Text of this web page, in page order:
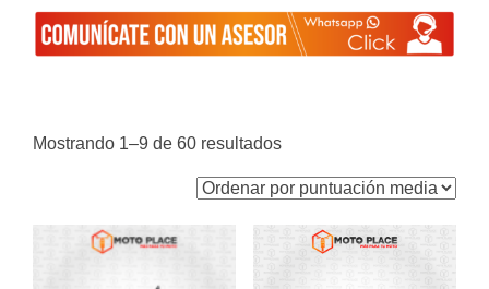
Mostrando 1–9 de 60 resultadosOrdenado
por
puntuación
media